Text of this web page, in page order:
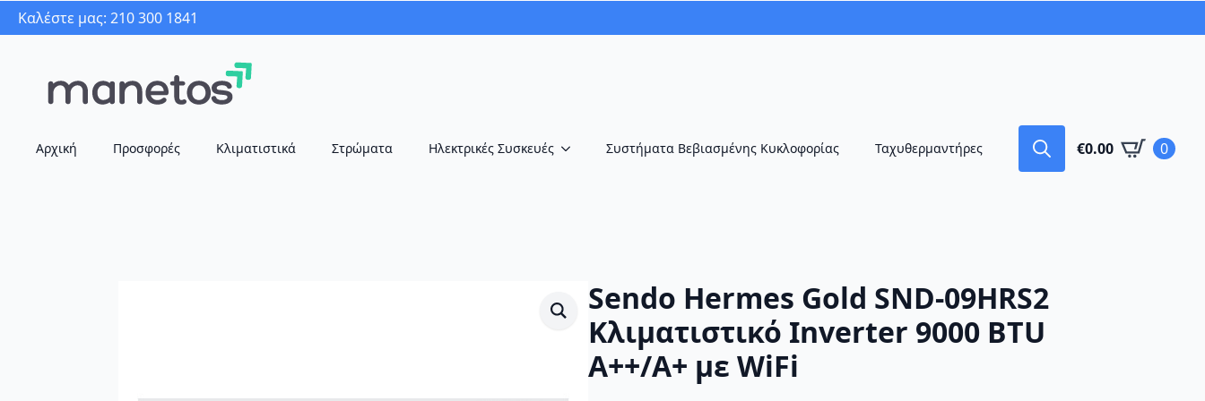
Καλέστε μας: 210 300 1841
Αρχική Προσφορές Κλιματιστικά Στρώματα Ηλεκτρικές Συσκευές Συστήματα Βεβιασμένης Κυκλοφορίας Ταχυθερμαντήρες €0.00 0
Sendo Hermes Gold SND-09HRS2
Κλιματιστικό Inverter 9000 BTU
A++/A+ με WiFi